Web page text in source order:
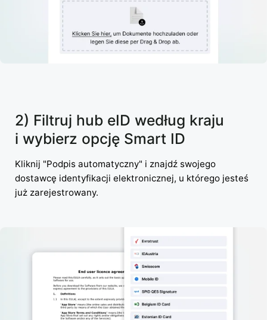
2) Filtruj hub eID według kraju
i wybierz opcję Smart ID
Kliknij "Podpis automatyczny" i znajdź swojego
dostawcę identyfikacji elektronicznej, u którego jesteś
już zarejestrowany.